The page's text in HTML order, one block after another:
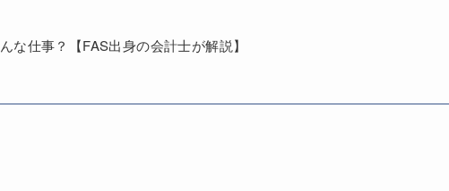
な仕事？【FAS出身の会計士が解説】